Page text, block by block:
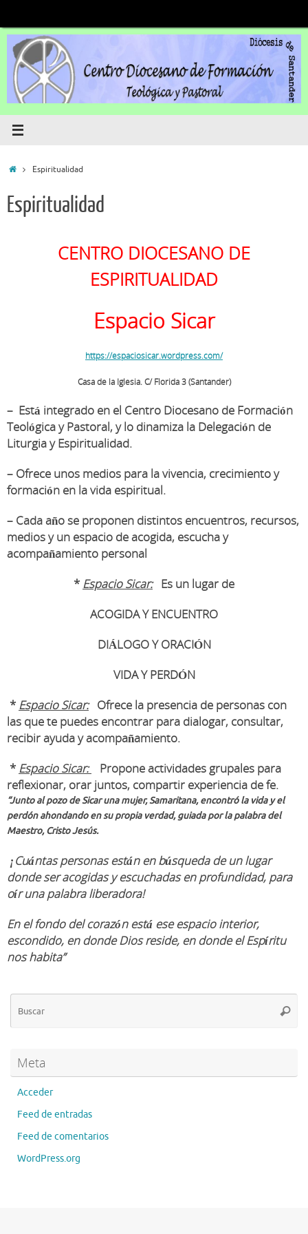
contenido
InicioEspiritualidad
Espiritualidad
CENTRO DIOCESANO DE
ESPIRITUALIDAD
Espacio Sicar
https://espaciosicar.wordpress.com/
Casa de la Iglesia. C/ Florida 3 (Santander)
– Está integrado en el Centro Diocesano de Formación
Teológica y Pastoral, y lo dinamiza la Delegación de
Liturgia y Espiritualidad.
– Ofrece unos medios para la vivencia, crecimiento y
formación en la vida espiritual.
– Cada año se proponen distintos encuentros, recursos,
medios y un espacio de acogida, escucha y
acompañamiento personal
* Espacio Sicar:Es un lugar de
ACOGIDA Y ENCUENTRO
DIÁLOGO Y ORACIÓN
VIDA Y PERDÓN
* Espacio Sicar:Ofrece la presencia de personas con
las que te puedes encontrar para dialogar, consultar,
recibir ayuda y acompañamiento.
* Espacio Sicar: Propone actividades grupales para
reflexionar, orar juntos, compartir experiencia de fe.
“Junto al pozo de Sicar una mujer, Samaritana, encontró la vida y el
perdón ahondando en su propia verdad, guiada por la palabra del
Maestro, Cristo Jesús.
¡Cuántas personas están en búsqueda de un lugar
donde ser acogidas y escuchadas en profundidad, para
oír una palabra liberadora!
En el fondo del corazón está ese espacio interior,
escondido, en donde Dios reside, en donde el Espíritu
nos habita”
Meta
Acceder
Feed de entradas
Feed de comentarios
WordPress.org